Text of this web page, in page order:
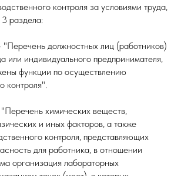
контроля за условиями труда,
раздела:
"Перечень должностных лиц (работников)
или индивидуального предпринимателя,
функции по осуществлению
контроля".
химических веществ,
и иных факторов, а также
контроля, представляющих
для работника, в отношении
организация лабораторных